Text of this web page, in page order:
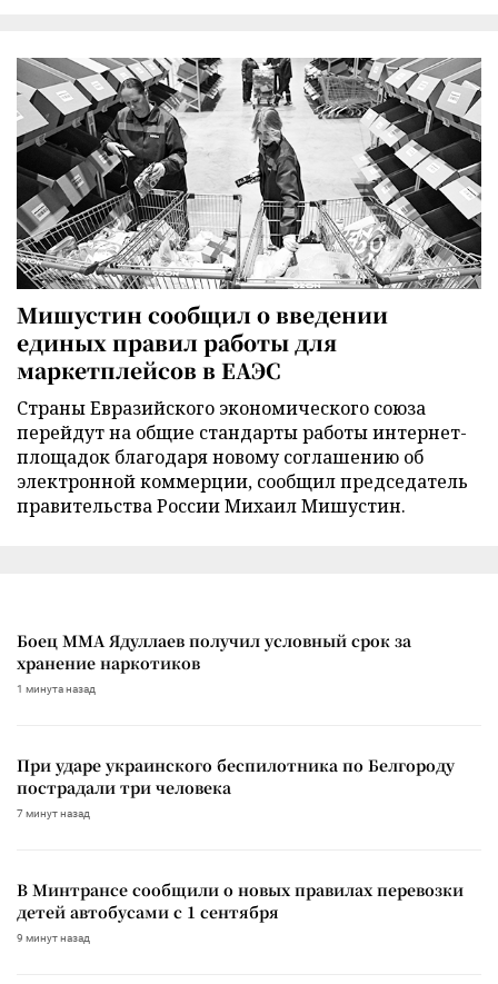
Мишустин сообщил о введении
единых правил работы для
маркетплейсов в ЕАЭС
Страны Евразийского экономического союза
перейдут на общие стандарты работы интернет-
площадок благодаря новому соглашению об
электронной коммерции, сообщил председатель
правительства России Михаил Мишустин.
Боец ММА Ядуллаев получил условный срок за
хранение наркотиков
1 минута назад
При ударе украинского беспилотника по Белгороду
пострадали три человека
7 минут назад
В Минтрансе сообщили о новых правилах перевозки
детей автобусами с 1 сентября
9 минут назад